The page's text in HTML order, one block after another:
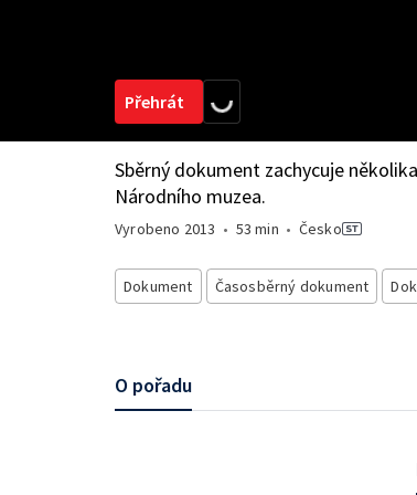
Přehrát
Sběrný dokument zachycuje
Národního muzea.
Vyrobeno 2013 • 53 min • Česko
Dokument Časosběrný dokument
O pořadu